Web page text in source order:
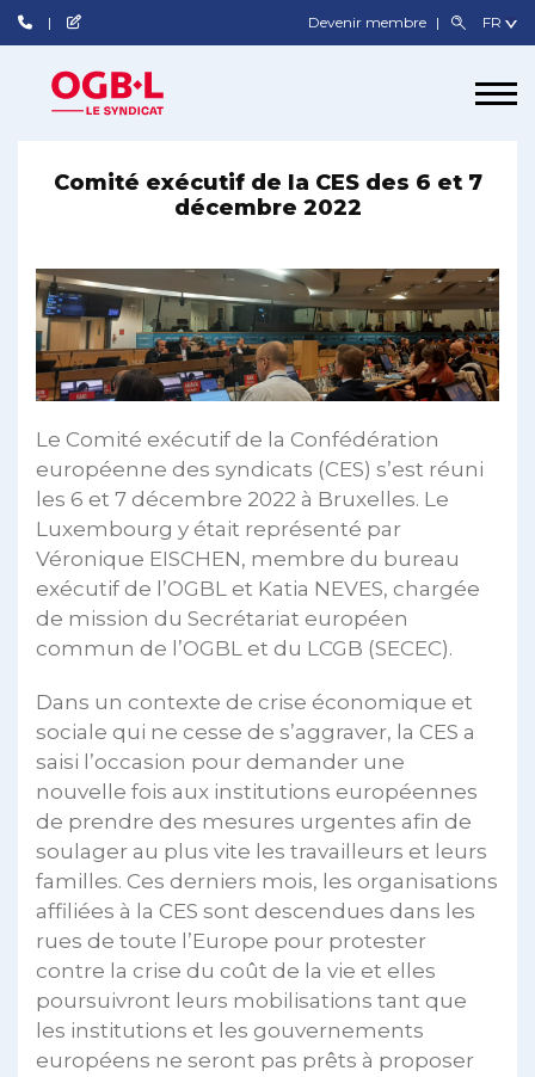
Devenir membre
Comité exécutif de la CES des 6 et 7
décembre 2022
Le Comité exécutif de la Confédération
européenne des syndicats (CES) s’est réuni
les 6 et 7 décembre 2022 à Bruxelles. Le
Luxembourg y était représenté par
Véronique EISCHEN, membre du bureau
exécutif de l’OGBL et Katia NEVES, chargée
de mission du Secrétariat européen
commun de l’OGBL et du LCGB (SECEC).
Dans un contexte de crise économique et
sociale qui ne cesse de s’aggraver, la CES a
saisi l’occasion pour demander une
nouvelle fois aux institutions européennes
de prendre des mesures urgentes afin de
soulager au plus vite les travailleurs et leurs
familles. Ces derniers mois, les organisations
affiliées à la CES sont descendues dans les
rues de toute l’Europe pour protester
contre la crise du coût de la vie et elles
poursuivront leurs mobilisations tant que
les institutions et les gouvernements
européens ne seront pas prêts à proposer